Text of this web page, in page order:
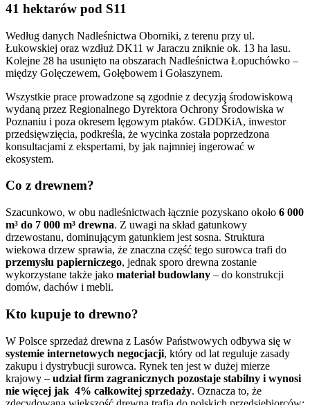
41 hektarów pod S11
Według danych Nadleśnictwa Oborniki, z terenu przy ul.
Łukowskiej oraz wzdłuż DK11 w Jaraczu zniknie ok. 13 ha lasu.
Kolejne 28 ha usunięto na obszarach Nadleśnictwa Łopuchówko –
między Golęczewem, Gołębowem i Gołaszynem.
Wszystkie prace prowadzone są zgodnie z decyzją środowiskową
wydaną przez Regionalnego Dyrektora Ochrony Środowiska w
Poznaniu i poza okresem lęgowym ptaków. GDDKiA, inwestor
przedsięwzięcia, podkreśla, że wycinka została poprzedzona
konsultacjami z ekspertami, by jak najmniej ingerować w
ekosystem.
Co z drewnem?
Szacunkowo, w obu nadleśnictwach łącznie pozyskano około 6 000
m³ do 7 000 m³ drewna. Z uwagi na skład gatunkowy
drzewostanu, dominującym gatunkiem jest sosna. Struktura
wiekowa drzew sprawia, że znaczna część tego surowca trafi do
przemysłu papierniczego, jednak sporo drewna zostanie
wykorzystane także jako materiał budowlany – do konstrukcji
domów, dachów i mebli.
Kto kupuje to drewno?
W Polsce sprzedaż drewna z Lasów Państwowych odbywa się w
systemie internetowych negocjacji, który od lat reguluje zasady
zakupu i dystrybucji surowca. Rynek ten jest w dużej mierze
krajowy – udział firm zagranicznych pozostaje stabilny i wynosi
nie więcej jak 4% całkowitej sprzedaży. Oznacza to, że